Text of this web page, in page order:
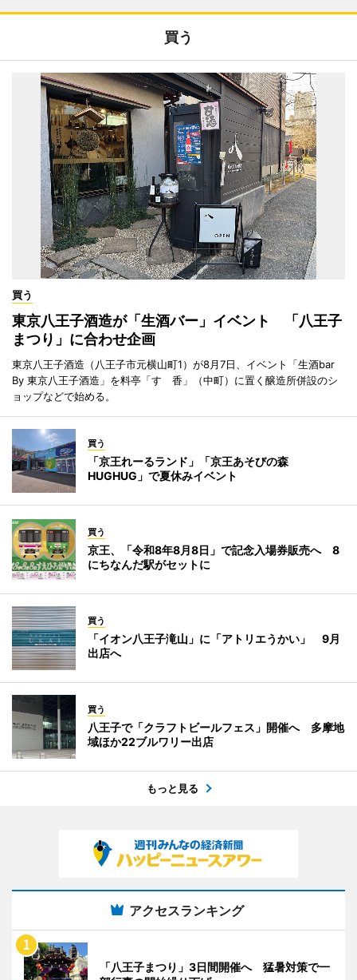
買う
買う
東京八王子酒造が「生酒バー」イベント 「八王子
まつり」に合わせ企画
東京八王子酒造（八王子市元横山町1）が8月7日、イベント「生酒bar
By 東京八王子酒造」を料亭「すゞ香」（中町）に置く醸造所併設のシ
ョップなどで始める。
買う
「京王れーるランド」「京王あそびの森
HUGHUG」で夏休みイベント
買う
京王、「令和8年8月8日」で記念入場券販売へ 8
にちなんだ駅がセットに
買う
「イオン八王子滝山」に「アトリエうかい」 9月
出店へ
買う
八王子で「クラフトビールフェス」開催へ 多摩地
域ほか22ブルワリー出店
もっと見る
アクセスランキング
「八王子まつり」3日間開催へ 猛暑対策で一